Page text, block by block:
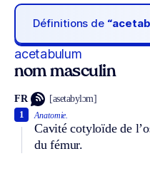
Définitions de
acetabulum
nom masculin
FR [asetabylɔm]
Anatomie.
Cavité cotyloïde de
du fémur.
1